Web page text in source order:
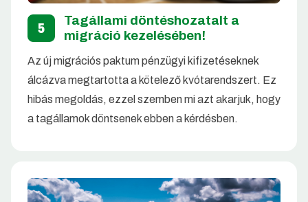
5
Tagállami döntéshozatalt a
migráció kezelésében!
Az új migrációs paktum pénzügyi kifizetéseknek
álcázva megtartotta a kötelező kvótarendszert. Ez
hibás megoldás, ezzel szemben mi azt akarjuk, hogy
a tagállamok döntsenek ebben a kérdésben.